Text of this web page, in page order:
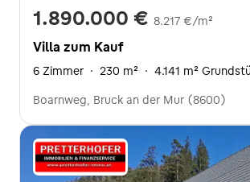
1.890.000 € 8.217 €/m²
Villa zum Kauf
6 Zimmer · 230 m² · 4.141 m²
Boarnweg, Bruck an der Mur (8600)